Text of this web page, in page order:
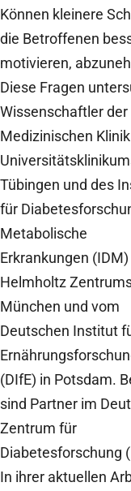
Können kleinere
die Betroffenen
motivieren,
Diese Fragen
Wissenschaftler der
Medizinischen
Tübingen und des
für
Metabolische
Erkrankungen
Helmholtz
München und vom
Deutschen Institut
(DIfE) in Potsdam.
sind Partner im
Zentrum für
Diabetesforschung
In ihrer aktuellen